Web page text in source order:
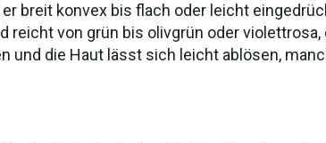
breit konvex bis flach oder leicht
reicht von grün bis olivgrün oder
und die Haut lässt sich leicht ablösen,